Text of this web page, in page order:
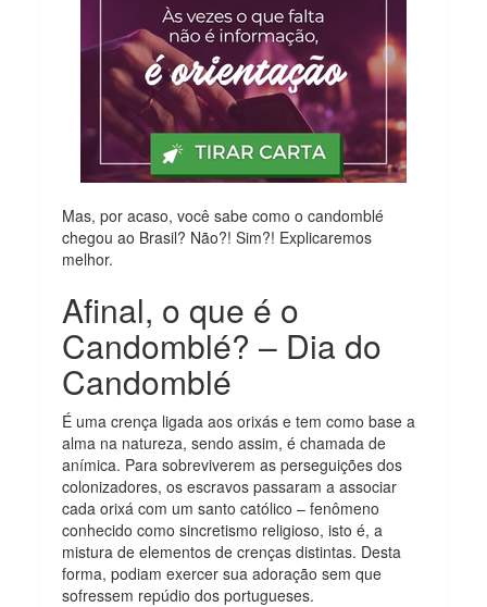
Mas, por acaso, você sabe como o candomblé
chegou ao Brasil? Não?! Sim?! Explicaremos
melhor.
Afinal, o que é o
Candomblé? – Dia do
Candomblé
É uma crença ligada aos orixás e tem como base a
alma na natureza, sendo assim, é chamada de
anímica. Para sobreviverem as perseguições dos
colonizadores, os escravos passaram a associar
cada orixá com um santo católico – fenômeno
conhecido como sincretismo religioso, isto é, a
mistura de elementos de crenças distintas. Desta
forma, podiam exercer sua adoração sem que
sofressem repúdio dos portugueses.